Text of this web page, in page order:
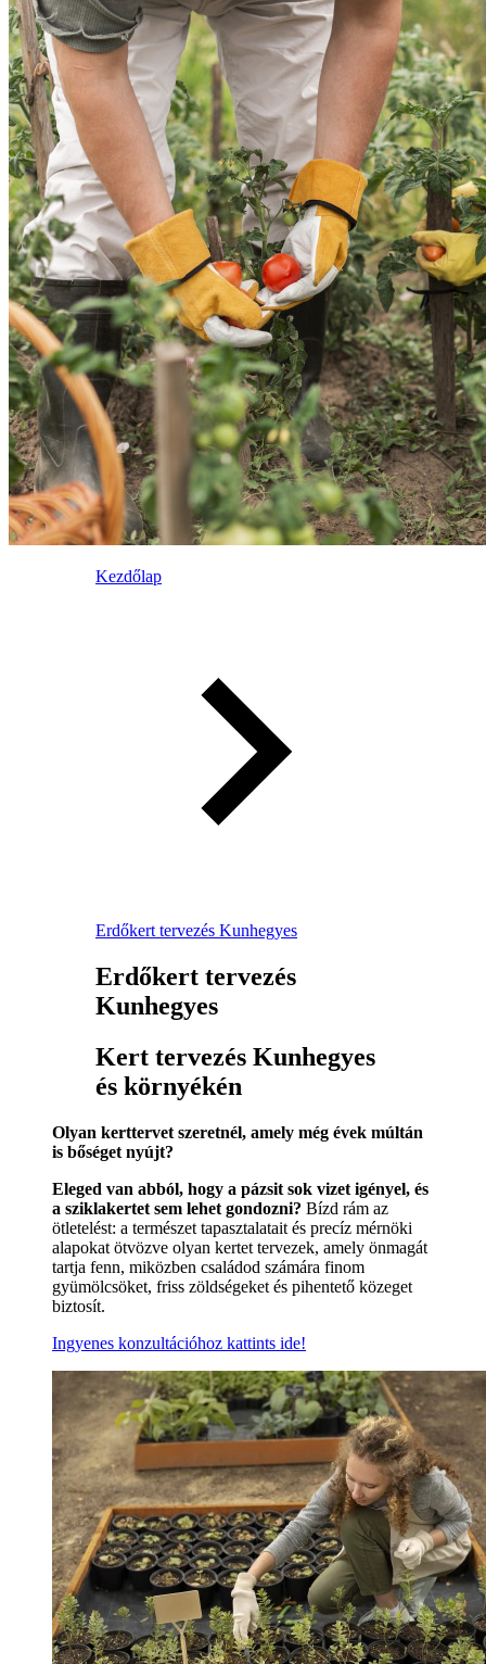
Kezdőlap
Erdőkert tervezés Kunhegyes
Erdőkert tervezés
Kunhegyes
Kert tervezés Kunhegyes
és környékén
Olyan kerttervet szeretnél, amely még évek múltán
is bőséget nyújt?
Eleged van abból, hogy a pázsit sok vizet igényel, és
a sziklakertet sem lehet gondozni? Bízd rám az
ötletelést: a természet tapasztalatait és precíz mérnöki
alapokat ötvözve olyan kertet tervezek, amely önmagát
tartja fenn, miközben családod számára finom
gyümölcsöket, friss zöldségeket és pihentető közeget
biztosít.
Ingyenes konzultációhoz kattints ide!